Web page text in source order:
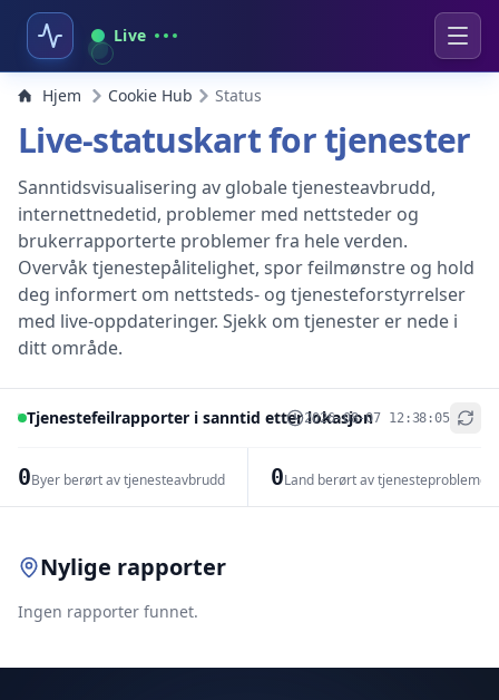
Live
Hjem Cookie Hub Status
Live-statuskart for tjenester
Sanntidsvisualisering av globale tjenesteavbrudd,
internettnedetid, problemer med nettsteder og
brukerrapporterte problemer fra hele verden.
Overvåk tjenestepålitelighet, spor feilmønstre og hold
deg informert om nettsteds- og tjenesteforstyrrelser
med live-oppdateringer. Sjekk om tjenester er nede i
ditt område.
Tjenestefeilrapporter i sanntid etter lokasjon2026-08-07 12:38:05
0Byer berørt av tjenesteavbrudd 0Land berørt av tjenesteproblemer
+
Nylige rapporter
Ingen rapporter funnet.